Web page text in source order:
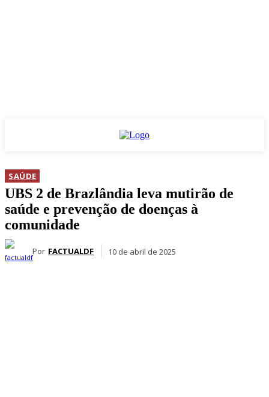
SAÚDE
UBS 2 de Brazlândia leva mutirão de
saúde e prevenção de doenças à
comunidade
Por FACTUALDF 10 de abril de 2025